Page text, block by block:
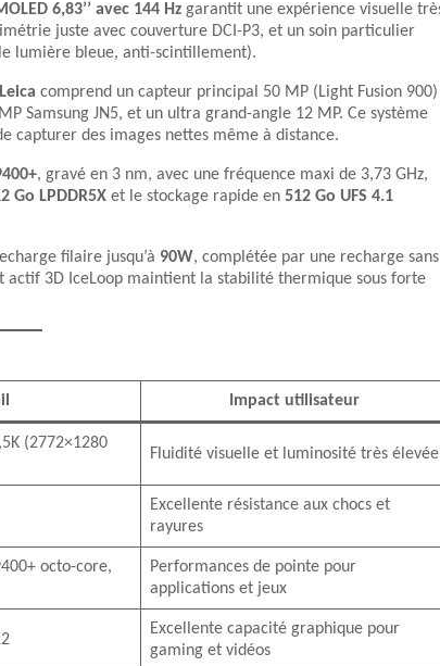
6,83’’ avec 144 Hz garantit une expérience visuelle
juste avec couverture DCI-P3, et un soin particulier
lumière bleue, anti-scintillement).
comprend un capteur principal 50 MP (Light Fusion 900)
Samsung JN5, et un ultra grand-angle 12 MP. Ce système
capturer des images nettes même à distance.
, gravé en 3 nm, avec une fréquence maxi de 3,73 GHz,
Go LPDDR5X et le stockage rapide en 512 Go UFS 4.1
filaire jusqu’à 90W, complétée par une recharge sans
actif 3D IceLoop maintient la stabilité thermique sous forte
Impact utilisateur
(2772×1280
Fluidité visuelle et luminosité très élevée
Excellente résistance aux chocs et
rayures
octo-core,
Performances de pointe pour
applications et jeux
Excellente capacité graphique pour
gaming et vidéos